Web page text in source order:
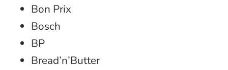
Bon Prix
Bosch
BP
Bread’n’Butter